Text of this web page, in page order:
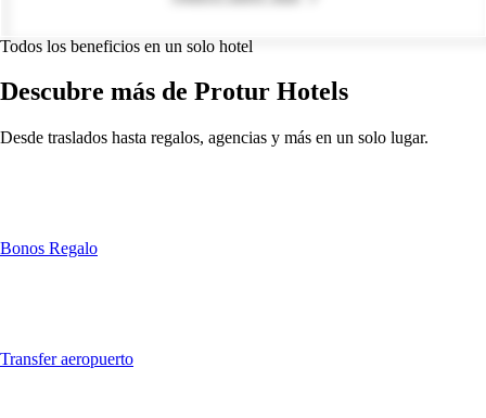
Todos los beneficios en un solo hotel
Descubre más de Protur Hotels
Desde traslados hasta regalos, agencias y más en un solo lugar.
Bonos Regalo
Transfer aeropuerto